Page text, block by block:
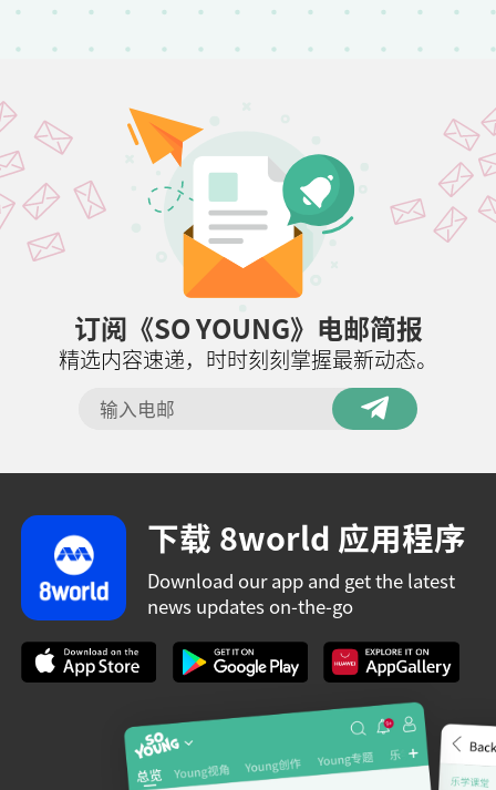
订阅《SO YOUNG》电邮简报
精选内容速递，时时刻刻掌握最新动态。
下载 8world 应用程序
Download our app and get the latest
news updates on-the-go